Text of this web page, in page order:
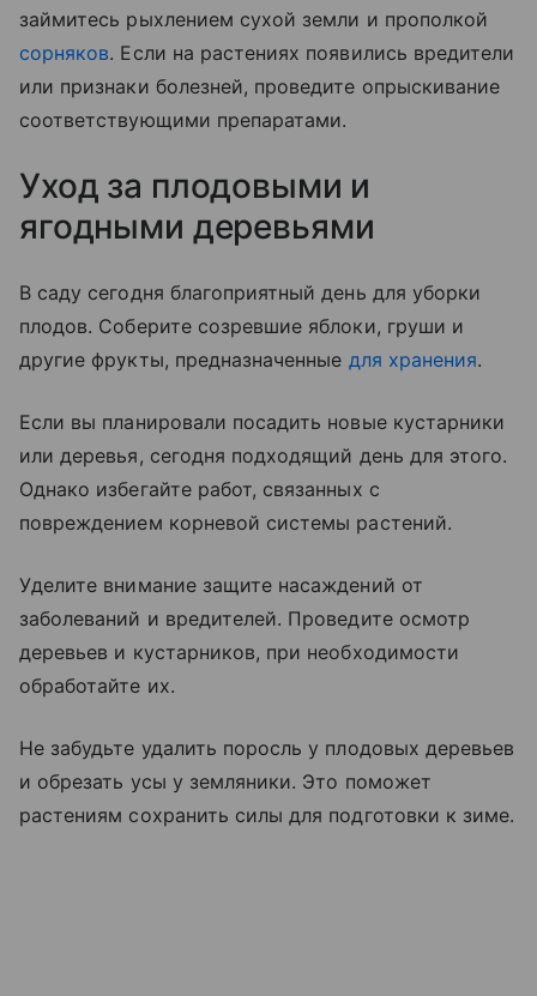
займитесь рыхлением сухой земли и прополкой
сорняков. Если на растениях появились вредители
или признаки болезней, проведите опрыскивание
соответствующими препаратами.
Уход за плодовыми и
ягодными деревьями
В саду сегодня благоприятный день для уборки
плодов. Соберите созревшие яблоки, груши и
другие фрукты, предназначенные для хранения.
Если вы планировали посадить новые кустарники
или деревья, сегодня подходящий день для этого.
Однако избегайте работ, связанных с
повреждением корневой системы растений.
Уделите внимание защите насаждений от
заболеваний и вредителей. Проведите осмотр
деревьев и кустарников, при необходимости
обработайте их.
Не забудьте удалить поросль у плодовых деревьев
и обрезать усы у земляники. Это поможет
растениям сохранить силы для подготовки к зиме.